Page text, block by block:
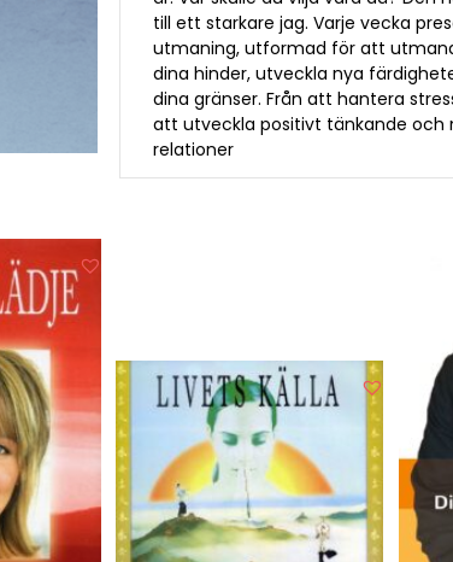
till ett starkare jag. Varje vecka
utmaning, utformad för att
dina hinder, utveckla nya
dina gränser. Från att hantera
att utveckla positivt tänkande och
relationer